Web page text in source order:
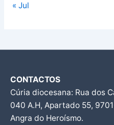
« Jul
CONTACTOS
Cúria diocesana: Rua dos
040 A.H, Apartado 55,
Angra do Heroísmo.